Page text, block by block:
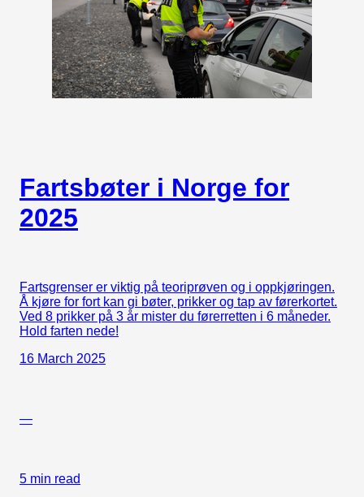
Fartsbøter i Norge for
2025
Fartsgrenser er viktig på teoriprøven og i oppkjøringen.
Å kjøre for fort kan gi bøter, prikker og tap av førerkortet.
Ved 8 prikker på 3 år mister du førerretten i 6 måneder.
Hold farten nede!
16 March 2025
—
5 min read